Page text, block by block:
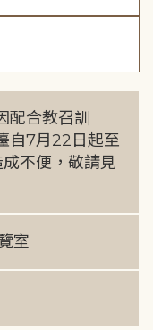
配合教召訓
自7月22日起至
不便，敬請見
室